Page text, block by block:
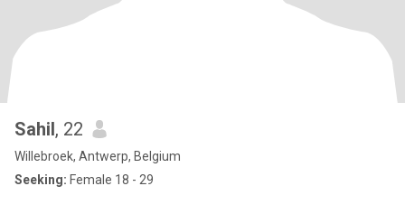
Sahil, 22
Willebroek, Antwerp, Belgium
Seeking: Female 18 - 29